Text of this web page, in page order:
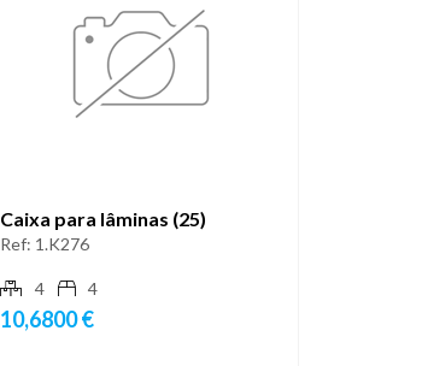
Caixa para lâminas (25)
Ref: 1.K276
4 4
10,6800 €